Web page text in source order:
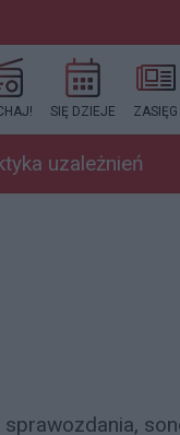
SIĘ DZIEJE ZASIĘG
uzależnień